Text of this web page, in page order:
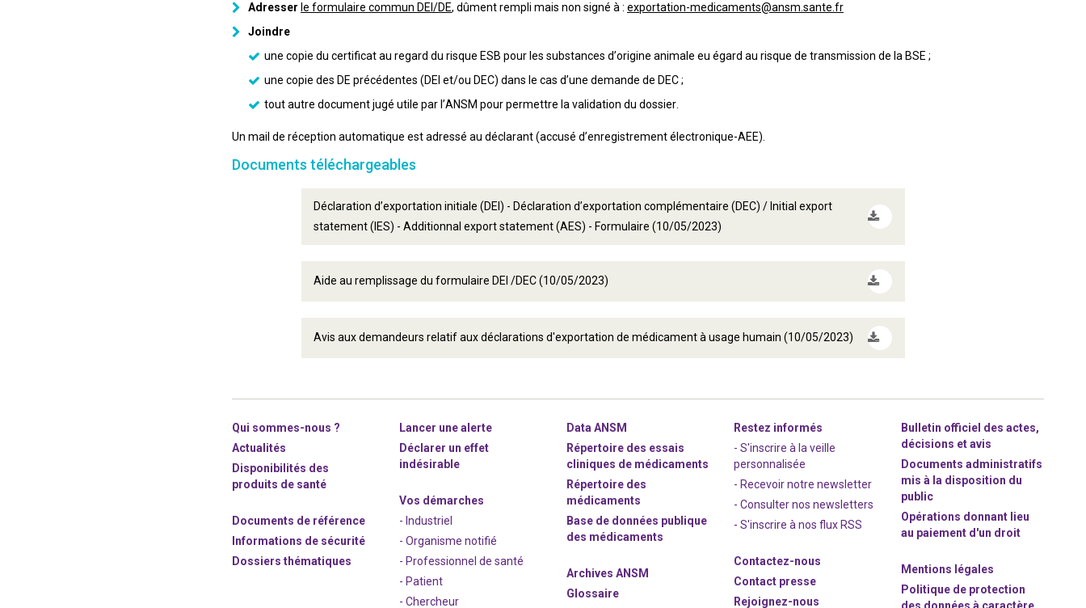
Adresser le formulaire commun DEI/DE, dûment rempli mais non signé à : exportation-medicaments@ansm.sante.fr
Joindre
une copie du certificat au regard du risque ESB pour les substances d’origine animale eu égard au risque de transmission de la BSE ;
une copie des DE précédentes (DEI et/ou DEC) dans le cas d’une demande de DEC ;
tout autre document jugé utile par l’ANSM pour permettre la validation du dossier.
Un mail de réception automatique est adressé au déclarant (accusé d’enregistrement électronique-AEE).
Documents téléchargeables
Déclaration d’exportation initiale (DEI) - Déclaration d’exportation complémentaire (DEC) / Initial export
statement (IES) - Additionnal export statement (AES) - Formulaire (10/05/2023)
Aide au remplissage du formulaire DEI /DEC (10/05/2023)
Avis aux demandeurs relatif aux déclarations d'exportation de médicament à usage humain (10/05/2023)
Qui sommes-nous ?
Actualités
Disponibilités des
produits de santé
Documents de référence
Informations de sécurité
Dossiers thématiques
Lancer une alerte
Déclarer un effet
indésirable
Vos démarches
- Industriel
- Organisme notifié
- Professionnel de santé
- Patient
- Chercheur
Data ANSM
Répertoire des essais
cliniques de médicaments
Répertoire des
médicaments
Base de données publique
des médicaments
Archives ANSM
Glossaire
Restez informés
- S'inscrire à la veille
personnalisée
- Recevoir notre newsletter
- Consulter nos newsletters
-S'inscrire à nos flux RSS
Contactez-nous
Contact presse
Rejoignez-nous
Bulletin officiel des actes,
décisions et avis
Documents administratifs
mis à la disposition du
public
Opérations donnant lieu
au paiement d'un droit
Mentions légales
Politique de protection